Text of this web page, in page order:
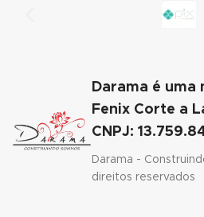
panel
Darama é uma
Fenix Corte a
CNPJ:
Darama -
direitos reservados